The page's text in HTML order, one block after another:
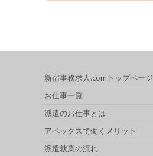
新宿事務求人.comトップページ
お仕事一覧
派遣のお仕事とは
アペックスで働くメリット
派遣就業の流れ